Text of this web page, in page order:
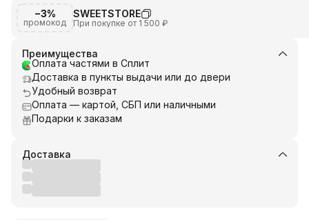
−3%
промокод
SWEETSTORE
При покупке от 1 500 ₽
Преимущества
Оплата частями в Сплит
Доставка в пункты выдачи или до двери
Удобный возврат
Оплата — картой, СБП или наличными
Подарки к заказам
Доставка